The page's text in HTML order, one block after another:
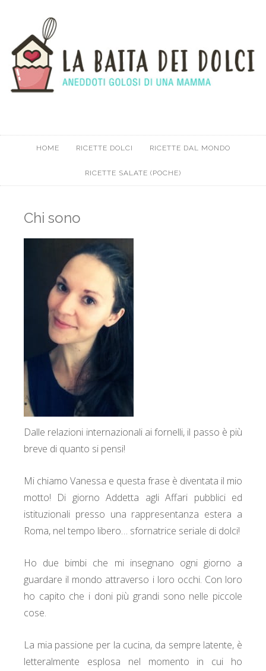
HOME RICETTE DOLCI RICETTE DAL MONDO
RICETTE SALATE (POCHE)
Chi sono
Dalle relazioni internazionali ai fornelli, il passo è più
breve di quanto si pensi!
Mi chiamo Vanessa e questa frase è diventata il mio
motto! Di giorno Addetta agli Affari pubblici ed
istituzionali presso una rappresentanza estera a
Roma, nel tempo libero… sfornatrice seriale di dolci!
Ho due bimbi che mi insegnano ogni giorno a
guardare il mondo attraverso i loro occhi. Con loro
ho capito che i doni più grandi sono nelle piccole
cose.
La mia passione per la cucina, da sempre latente, è
letteralmente esplosa nel momento in cui ho